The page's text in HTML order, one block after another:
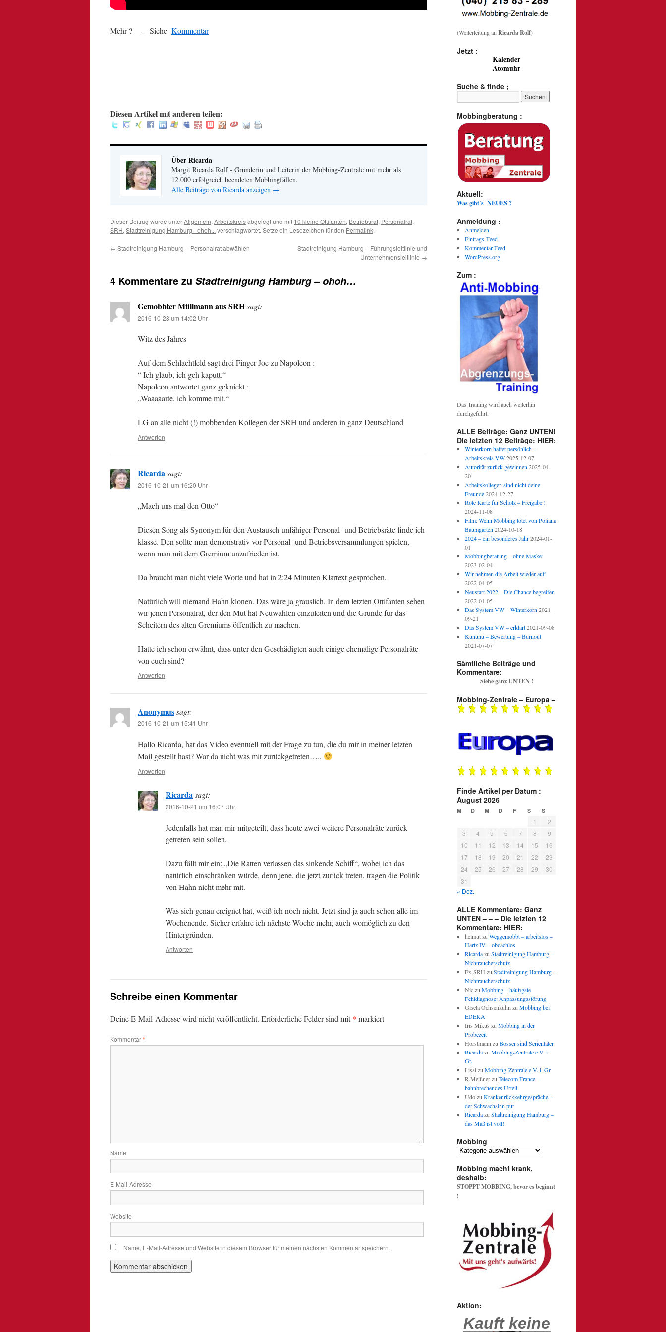
Mehr ? – Siehe Kommentar
Diesen Artikel mit anderen teilen:
Über Ricarda
Margit Ricarda Rolf - Gründerin und Leiterin der Mobbing-Zentrale mit mehr als
12.000 erfolgreich beendeten Mobbingfällen.
Alle Beiträge von Ricarda anzeigen →
Dieser Beitrag wurde unterAllgemein, Arbeitskreisabgelegt und mit 10 kleine Ottifanten, Betriebsrat, Personalrat,
SRH, Stadtreinigung Hamburg - ohoh... verschlagwortet. Setze ein Lesezeichen für den Permalink.
← Stadtreinigung Hamburg – Personalrat abwählen
Stadtreinigung Hamburg – Führungsleitlinie und
Unternehmensleitlinie →
4 Kommentare zu Stadtreinigung Hamburg – ohoh…
Gemobbter Müllmann aus SRHsagt:
2016-10-28 um 14:02 Uhr
Witz des Jahres
Auf dem Schlachtfeld sagt drei Finger Joe zu Napoleon :
“ Ich glaub, ich geh kaputt.“
Napoleon antwortet ganz geknickt :
„Waaaaarte, ich komme mit.“
LG an alle nicht (!) mobbenden Kollegen der SRH und anderen in ganz Deutschland
Antworten
Ricardasagt:
2016-10-21 um 16:20 Uhr
„Mach uns mal den Otto“
Diesen Song als Synonym für den Austausch unfähiger Personal- und Betriebsräte finde ich
klasse. Den sollte man demonstrativ vor Personal- und Betriebsversammlungen spielen,
wenn man mit dem Gremium unzufrieden ist.
Da braucht man nicht viele Worte und hat in 2:24 Minuten Klartext gesprochen.
Natürlich will niemand Hahn klonen. Das wäre ja grauslich. In dem letzten Ottifanten sehen
wir jenen Personalrat, der den Mut hat Neuwahlen einzuleiten und die Gründe für das
Scheitern des alten Gremiums öffentlich zu machen.
Hatte ich schon erwähnt, dass unter den Geschädigten auch einige ehemalige Personalräte
von euch sind?
Antworten
Anonymussagt:
2016-10-21 um 15:41 Uhr
Hallo Ricarda, hat das Video eventuell mit der Frage zu tun, die du mir in meiner letzten
Mail gestellt hast? War da nicht was mit zurückgetreten…..
Antworten
Ricardasagt:
2016-10-21 um 16:07 Uhr
Jedenfalls hat man mir mitgeteilt, dass heute zwei weitere Personalräte zurück
getreten sein sollen.
Dazu fällt mir ein: „Die Ratten verlassen das sinkende Schiff“, wobei ich das
natürlich einschränken würde, denn jene, die jetzt zurück treten, tragen die Politik
von Hahn nicht mehr mit.
Was sich genau ereignet hat, weiß ich noch nicht. Jetzt sind ja auch schon alle im
Wochenende. Sicher erfahre ich nächste Woche mehr, auch womöglich zu den
Hintergründen.
Antworten
Schreibe einen Kommentar
Deine E-Mail-Adresse wird nicht veröffentlicht. Erforderliche Felder sind mit* markiert
Kommentar*
Name
E-Mail-Adresse
Website
Name, E-Mail-Adresse und Website in diesem Browser für meinen nächsten Kommentar speichern.
(Weiterleitung an Ricarda Rolf)
Jetzt :
Kalender
Atomuhr
Suche & finde ;
Mobbingberatung :
Aktuell:
Was gibt´s NEUES ?
Anmeldung :
Anmelden
Eintrags-Feed
Kommentar-Feed
WordPress.org
Zum :
Das Training wird auch weiterhin
durchgeführt.
ALLE Beiträge: Ganz UNTEN!
Die letzten 12 Beiträge: HIER:
Winterkorn haftet persönlich –
Arbeitskreis VW 2025-12-07
Autorität zurück gewinnen 2025-04-
20
Arbeitskollegen sind nicht deine
Freunde 2024-12-27
Rote Karte für Scholz – Freigabe !
2024-11-08
Film: Wenn Mobbing tötet von Poliana
Baumgarten 2024-10-18
2024 – ein besonderes Jahr 2024-01-
01
Mobbingberatung – ohne Maske!
2023-02-04
Wir nehmen die Arbeit wieder auf!
2022-04-05
Neustart 2022 – Die Chance begreifen
2022-01-05
Das System VW – Winterkorn 2021-
09-21
Das System VW – erklärt 2021-09-08
Kununu – Bewertung – Burnout
2021-07-07
Sämtliche Beiträge und
Kommentare:
Siehe ganz UNTEN !
Mobbing-Zentrale – Europa –
Finde Artikel per Datum :
August 2026
M D M D F S S
1
2
3
4 5 6 7 8
9
10
11 12 13 14 15
16
17
18 19 20 21 22
23
24
25 26 27 28 29
30
31
« Dez.
ALLE Kommentare: Ganz
UNTEN – – – Die letzten 12
Kommentare: HIER:
helmutzu Weggemobbt – arbeitslos –
Hartz IV – obdachlos
Ricardazu Stadtreinigung Hamburg –
Nichtraucherschutz
Ex-SRH zu Stadtreinigung Hamburg –
Nichtraucherschutz
Niczu Mobbing – häufigste
Fehldiagnose: Anpassungsstörung
Gisela Ochsenkühn zu Mobbing bei
EDEKA
Iris Mikus zu Mobbing in der
Probezeit
Horstmann zu Bosser sind Serientäter
Ricardazu Mobbing-Zentrale e.V. i.
Gr.
Lissi zu Mobbing-Zentrale e.V. i. Gr.
R.Meißnerzu Telecom France –
bahnbrechendes Urteil
Udozu Krankenrückkehrgespräche –
der Schwachsinn pur
Ricardazu Stadtreinigung Hamburg –
das Maß ist voll!
Mobbing
Mobbing
Mobbing macht krank,
deshalb:
STOPPT MOBBING, bevor es beginnt
!
Aktion:
Kauft keine